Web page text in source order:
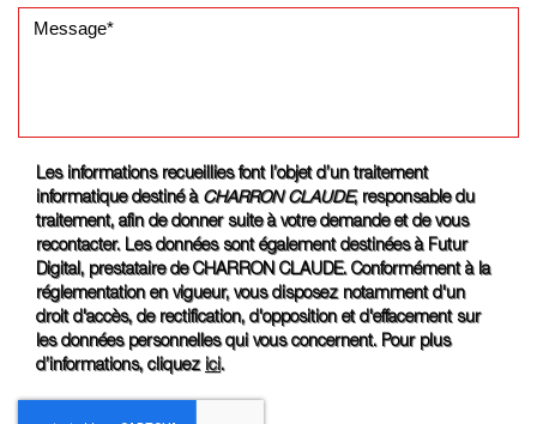
Les informations recueillies font l’objet d’un traitement
informatique destiné à
CHARRON CLAUDE, responsable du
traitement, afin de donner suite à votre demande et de vous
recontacter. Les données sont également destinées à Futur
Digital, prestataire de CHARRON CLAUDE. Conformément à la
réglementation en vigueur, vous disposez notamment d'un
droit d'accès, de rectification, d'opposition et d'effacement sur
les données personnelles qui vous concernent. Pour plus
d’informations, cliquez ici.